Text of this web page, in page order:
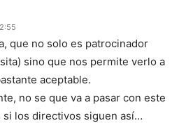
que no solo es patrocinador
sino que nos permite verlo a
aceptable.
no se que va a pasar con este
los directivos siguen así…